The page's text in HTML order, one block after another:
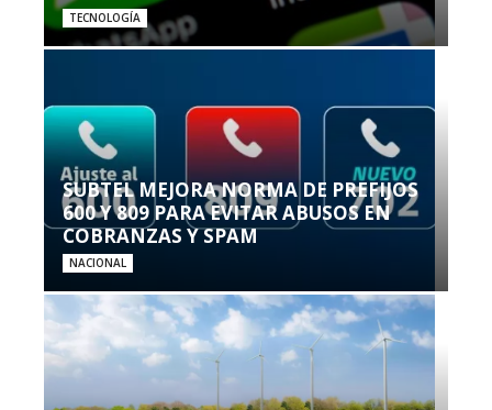
TECNOLOGÍA
SUBTEL MEJORA NORMA DE PREFIJOS
600 Y 809 PARA EVITAR ABUSOS EN
COBRANZAS Y SPAM
NACIONAL